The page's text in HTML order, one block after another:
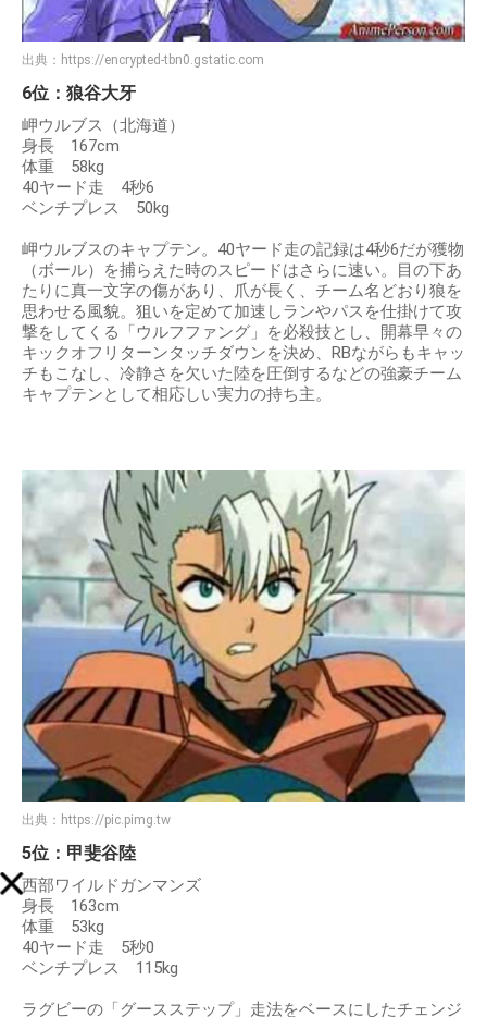
出典： https://encrypted-tbn0.gstatic.com
6位：狼谷大牙
岬ウルブス（北海道）
身長 167cm
体重 58kg
40ヤード走 4秒6
ベンチプレス 50kg
岬ウルブスのキャプテン。40ヤード走の記録は4秒6だが獲物
（ボール）を捕らえた時のスピードはさらに速い。目の下あ
たりに真一文字の傷があり、爪が長く、チーム名どおり狼を
思わせる風貌。狙いを定めて加速しランやパスを仕掛けて攻
撃をしてくる「ウルフファング」を必殺技とし、開幕早々の
キックオフリターンタッチダウンを決め、RBながらもキャッ
チもこなし、冷静さを欠いた陸を圧倒するなどの強豪チーム
キャプテンとして相応しい実力の持ち主。
出典： https://pic.pimg.tw
5位：甲斐谷陸
西部ワイルドガンマンズ
身長 163cm
体重 53kg
40ヤード走 5秒0
ベンチプレス 115kg
ラグビーの「グースステップ」走法をベースにしたチェンジ